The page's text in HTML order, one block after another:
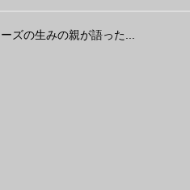
ズの生みの親が語った...